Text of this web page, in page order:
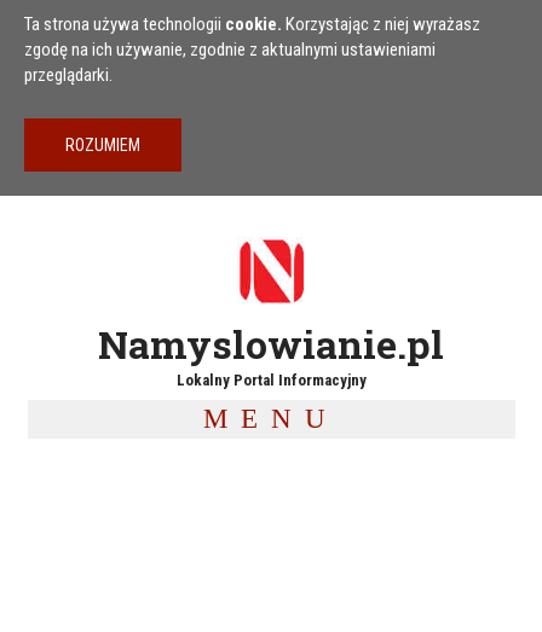
Przejdź do treści
Ta strona używa technologii cookie. Korzystając z niej wyrażasz
zgodę na ich używanie, zgodnie z aktualnymi ustawieniami
przeglądarki.
Namyslowianie.pl
Lokalny Portal Informacyjny
MENU